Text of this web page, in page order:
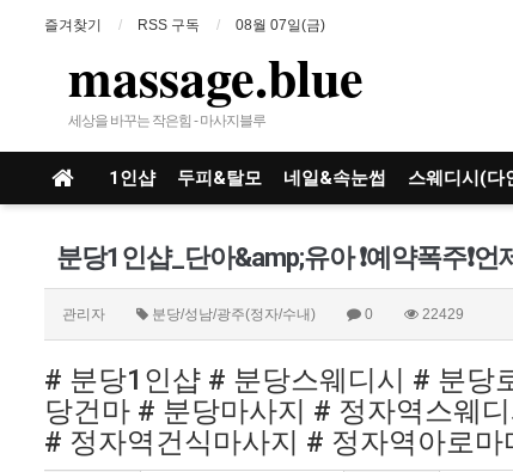
즐겨찾기 RSS 구독 08월 07일(금)
massage.blue
세상을 바꾸는 작은힘 - 마사지블루
1인샵 두피&탈모 네일&속눈썹 스웨디시(다
관리자 분당/성남/광주(정자/수내) 0 22429
# 분당1인샵 # 분당스웨디시 # 분당
당건마 # 분당마사지 # 정자역스웨
# 정자역건식마사지 # 정자역아로마